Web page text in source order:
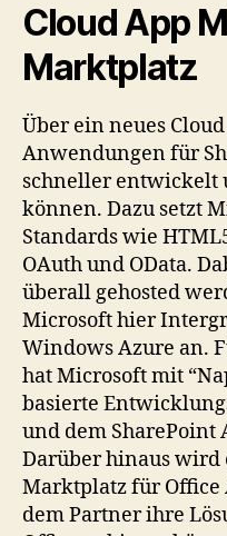
Cloud App
Marktplatz
Über ein neues
Anwendungen für
schneller entwickelt
können. Dazu setzt
Standards wie
OAuth und OData.
überall gehosted
Microsoft hier
Windows Azure an.
hat Microsoft mit
basierte
und dem SharePoint
Darüber hinaus wird
Marktplatz für Office
dem Partner ihre